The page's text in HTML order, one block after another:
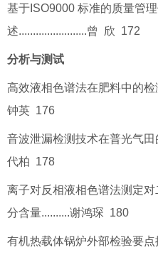
基于ISO9000 标准的质量管
述........................曾 欣 172
分析与测试
高效液相色谱法在肥料中的检
钟英 176
音波泄漏检测技术在普光气田
代柏 178
离子对反相液相色谱法测定
分含量..........谢鸿琛 180
有机热载体锅炉外部检验要点